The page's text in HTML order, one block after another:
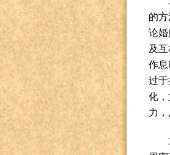
的
论
及
作
过
化，
力，